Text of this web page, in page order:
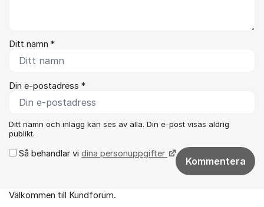
Ditt namn *
Din e-postadress *
Ditt namn och inlägg kan ses av alla. Din e-post visas aldrig
publikt.
Så behandlar vi dina personuppgifter
Kommentera
Om forumet
Välkommen till Kundforum.